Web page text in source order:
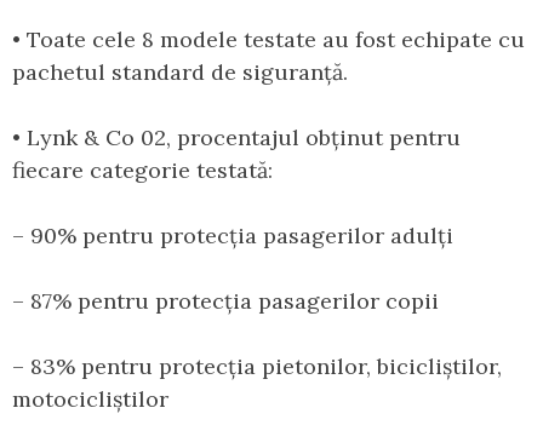
• Toate cele 8 modele testate au fost echipate cu
pachetul standard de siguranță.
• Lynk & Co 02, procentajul obținut pentru
fiecare categorie testată:
– 90% pentru protecția pasagerilor adulți
– 87% pentru protecția pasagerilor copii
– 83% pentru protecția pietonilor, bicicliștilor,
motocicliștilor